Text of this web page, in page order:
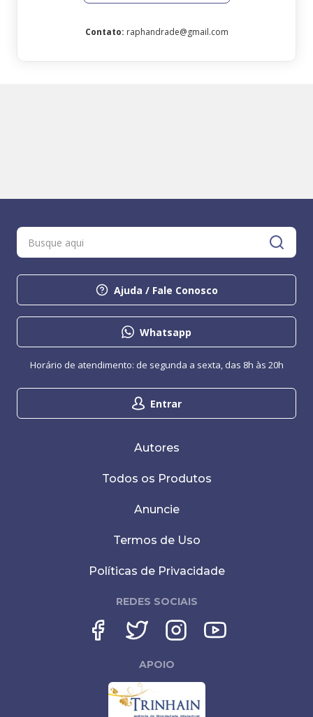
Contato: raphandrade@gmail.com
Ajuda / Fale Conosco
Whatsapp
Entrar
Horário de atendimento: de segunda a sexta, das 8h às 20h
Autores
Todos os Produtos
Anuncie
Termos de Uso
Políticas de Privacidade
REDES SOCIAIS
APOIO